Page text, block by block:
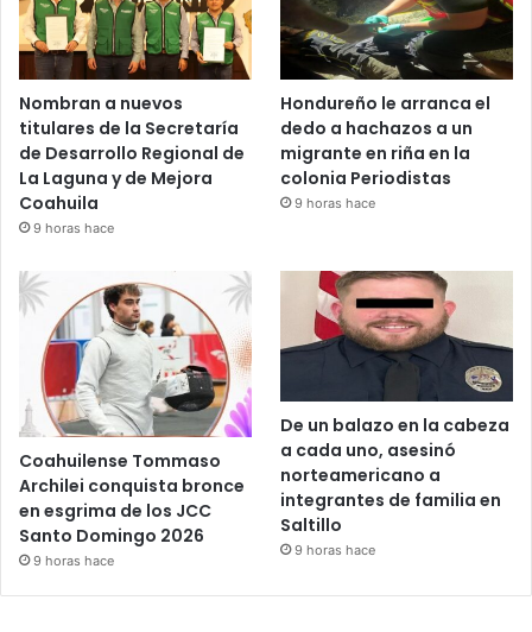
Nombran a nuevos
titulares de la Secretaría
de Desarrollo Regional de
La Laguna y de Mejora
Coahuila
9 horas hace
Hondureño le arranca el
dedo a hachazos a un
migrante en riña en la
colonia Periodistas
9 horas hace
Coahuilense Tommaso
Archilei conquista bronce
en esgrima de los JCC
Santo Domingo 2026
9 horas hace
De un balazo en la cabeza
a cada uno, asesinó
norteamericano a
integrantes de familia en
Saltillo
9 horas hace